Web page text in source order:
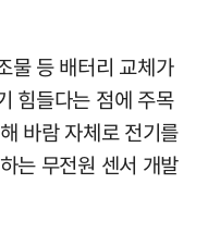
물 등 배터리 교체가
힘들다는 점에 주목
바람 자체로 전기를
는 무전원 센서 개발